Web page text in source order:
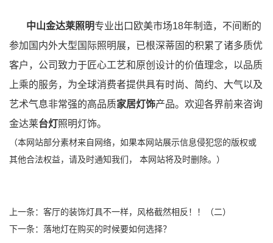
中山金达莱照明专业出口欧美市场18年制造，不间断的
参加国内外大型国际照明展，已根深蒂固的积累了诸多质优
客户，公司致力于匠心工艺和原创设计的价值理念，以品质
上乘的服务，为全球消费者提供具有时尚、简约、大气以及
艺术气息非常强的高品质家居灯饰产品。欢迎各界前来咨询
金达莱台灯照明灯饰。
（本网站部分素材来自网络，如果本网站展示信息侵犯您的版权或
其他合法权益，请及时通知我们， 本网站将及时删除。）
上一条： 客厅的装饰灯具不一样，风格截然相反！！（二）
下一条： 落地灯在购买的时候要如何选择？